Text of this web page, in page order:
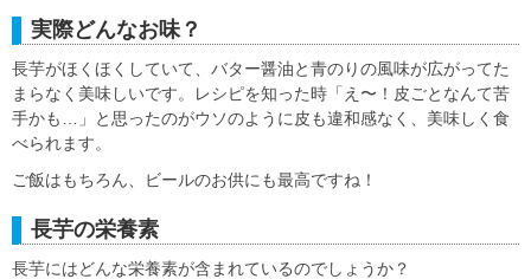
実際どんなお味？
長芋がほくほくしていて、バター醤油と青のりの風味が広がってた
まらなく美味しいです。レシピを知った時「え〜！皮ごとなんて苦
手かも…」と思ったのがウソのように皮も違和感なく、美味しく食
べられます。
ご飯はもちろん、ビールのお供にも最高ですね！
長芋の栄養素
長芋にはどんな栄養素が含まれているのでしょうか？